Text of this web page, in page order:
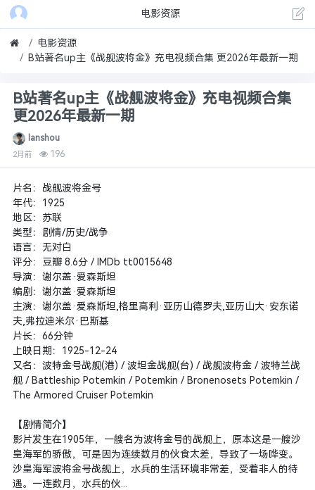
电影资源
电影资源
B站著名up主《战舰波将金》充电视频合集 更2026年最新一期
B站著名up主《战舰波将金》充电视频合集
更2026年最新一期
lanshou
2月前 196
片名：战舰波将金号
年代：1925
地区：苏联
类型：剧情/历史/战争
语言：无对白
评分：豆瓣 8.6分 / IMDb tt0015648
导演：谢尔盖·爱森斯坦
编剧：谢尔盖·爱森斯坦
主演：谢尔盖·爱森斯坦,格里高利·亚历山德罗夫,亚历山大·安东诺
夫,弗拉迪米尔·巴斯基
片长：66分钟
上映日期：1925-12-24
又名：波特金号战舰(港) / 波坦金战舰(台) / 战舰波将金 / 波特兰战
舰 / Battleship Potemkin / Potemkin / Bronenosets Potemkin /
The Armored Cruiser Potemkin
【剧情简介】
影片发生在1905年，一艘名为波将金号的战舰上，原本这是一艘沙
皇海军的骄傲，可是因为连续数月的伙食太差，导致了一场哗变。
沙皇海军波将金号战舰上，水兵的生活环境非常差，受着非人的待
遇。一连数月，水兵的伙...